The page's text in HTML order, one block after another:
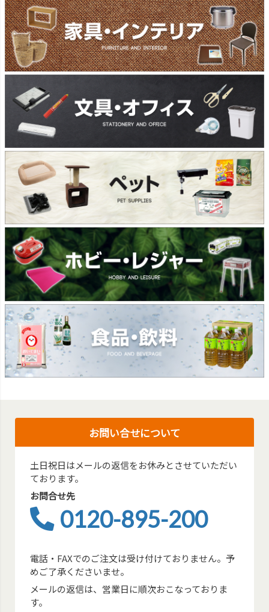
お問い合せについて
土日祝日はメールの返信をお休みとさせていただい
ております。
お問合せ先
0120-895-200
電話・FAXでのご注文は受け付けておりません。予
めご了承くださいませ。
メールの返信は、営業日に順次おこなっておりま
す。